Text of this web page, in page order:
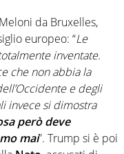
da Bruxelles,
europeo: “Le
inventate.
che non abbia la
e degli
invece si dimostra
però deve
mai”. Trump si è poi